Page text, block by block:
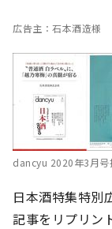
広告主：石本酒造様
dancyu 2020年3月号
日本酒特集特別
記事をリプリン